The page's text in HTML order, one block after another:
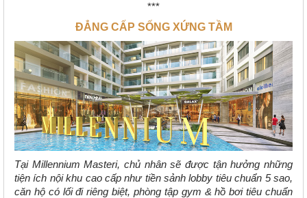
***
ĐẲNG CẤP SỐNG XỨNG TẦM
Tại Millennium Masteri, chủ nhân sẽ được tận hưởng những
tiện ích nội khu cao cấp như tiền sảnh lobby tiêu chuẩn 5 sao,
căn hộ có lối đi riêng biệt, phòng tập gym & hồ bơi tiêu chuẩn